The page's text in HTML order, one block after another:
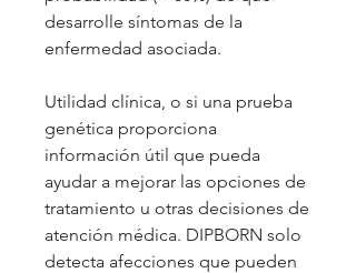
desarrolle síntomas de la
enfermedad asociada.
Utilidad clínica, o si una prueba
genética proporciona
información útil que pueda
ayudar a mejorar las opciones de
tratamiento u otras decisiones de
atención médica. DIPBORN solo
detecta afecciones que pueden